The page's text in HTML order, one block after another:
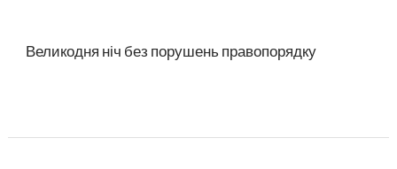
Великодня ніч без порушень правопорядку